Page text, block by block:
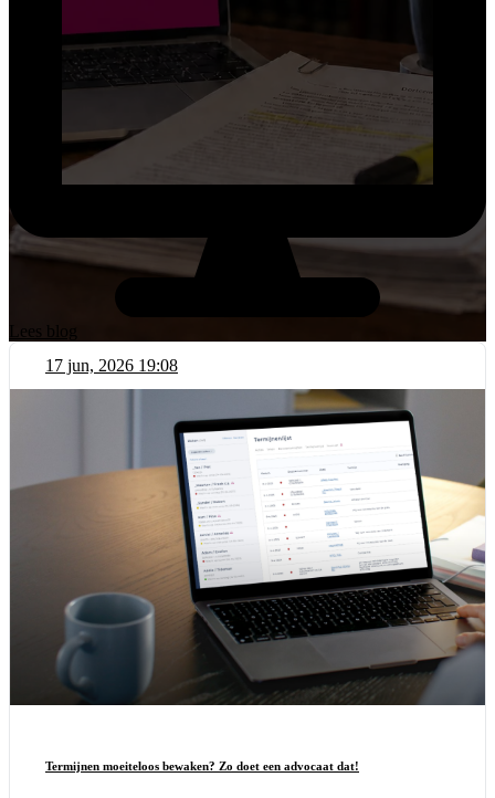
Lees blog
17 jun, 2026 19:08
Termijnen moeiteloos bewaken? Zo doet een advocaat dat!